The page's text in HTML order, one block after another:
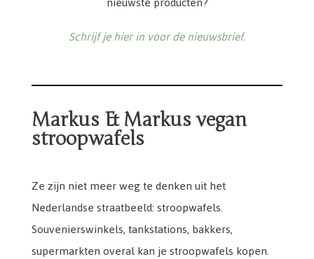
Schrijf je hier in voor de nieuwsbrief.
Markus & Markus vegan
stroopwafels
Ze zijn niet meer weg te denken uit het
Nederlandse straatbeeld: stroopwafels.
Souvenierswinkels, tankstations, bakkers,
supermarkten overal kan je stroopwafels kopen.